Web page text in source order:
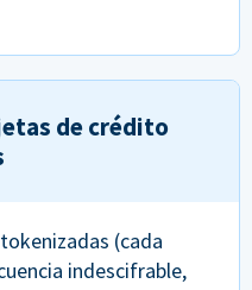
de crédito
(cada
indescifrable,